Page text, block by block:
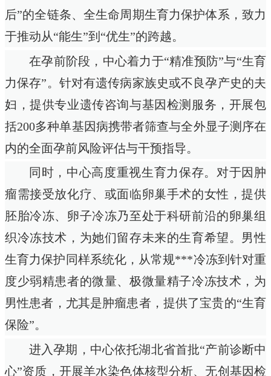
后”的全链条、全生命周期生育力保护体系，致力
于推动从“能生”到“优生”的跨越。
在孕前阶段，中心着力于“精准预防”与“生育
力保存”。针对有遗传病家族史或不良孕产史的夫
妇，提供专业遗传咨询与基因检测服务，开展包
括200多种单基因病携带者筛查与全外显子测序在
内的全面孕前风险评估与干预指导。
同时，中心高度重视生育力保存。对于因肿
瘤需接受放化疗、或面临卵巢手术的女性，提供
胚胎冷冻、卵子冷冻乃至处于科研前沿的卵巢组
织冷冻技术，为她们留存未来的生育希望。男性
生育力保护同样系统化，从常规***冷冻到针对重
度少弱精患者的微量、极微量精子冷冻技术，为
男性患者，尤其是肿瘤患者，提供了宝贵的“生育
保险”。
进入孕期，中心依托湖北省首批“产前诊断中
心”资质，开展羊水染色体核型分析、无创基因检